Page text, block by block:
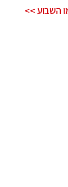
השבוע >>